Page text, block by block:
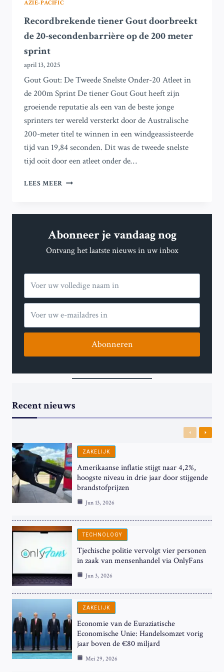
AZIË-PACIFIC
Recordbrekende tiener Gout doorbreekt
de 20-secondenbarrière op de 200 meter
sprint
april 13, 2025
Gout Gout: De Tweede Snelste Onder-20 Atleet in
de 200m Sprint De tiener Gout Gout heeft zijn
groeiende reputatie als een van de beste jonge
sprinters ter wereld versterkt door de Australische
200-meter titel te winnen in een windgeassisteerde
tijd van 19,84 seconden. Dit was de tweede snelste
tijd ooit door een atleet onder de…
LEES MEER RECORDBREKENDE
DOORBREEKT
20-
SECONDENBARRIÈRE
OP
200
METER
SPRINT
Abonneer je vandaag nog
Ontvang het laatste nieuws in uw inbox
Abonneren
Recent nieuws
Previous
Next
ZAKELIJK
Amerikaanse inflatie stijgt naar 4,2%,
hoogste niveau in drie jaar door stijgende
brandstofprijzen
Jun 13, 2026
TECHNOLOGY
Tjechische politie vervolgt vier personen
in zaak van mensenhandel via OnlyFans
Jun 3, 2026
ZAKELIJK
Economie van de Euraziatische
Economische Unie: Handelsomzet vorig
jaar boven de €80 miljard
Mei 29, 2026